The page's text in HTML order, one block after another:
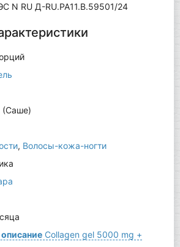
N RU Д-RU.РА11.В.59501/24
(Саше)
, Волосы-кожа-ногти
Collagen gel 5000 mg +